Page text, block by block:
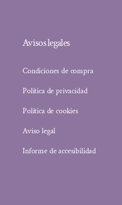
Avisos legales
Condiciones de compra
Política de privacidad
Política de cookies
Aviso legal
Informe de accesibilidad